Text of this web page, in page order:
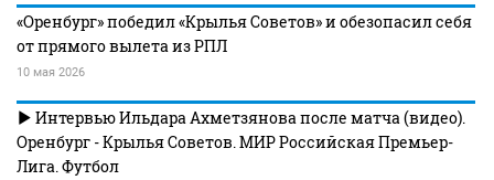
«Оренбург» победил «Крылья Советов» и обезопасил себя
от прямого вылета из РПЛ
10 мая 2026
Интервью Ильдара Ахметзянова после матча (видео).
Оренбург - Крылья Советов. МИР Российская Премьер-
Лига. Футбол